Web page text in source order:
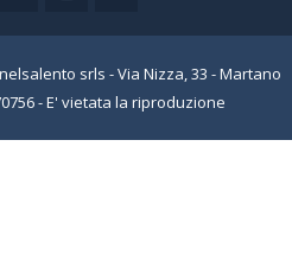
srls - Via Nizza, 33 - Martano
- E' vietata la riproduzione